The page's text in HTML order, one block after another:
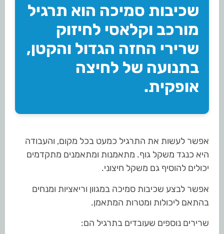
שכיבות סמיכה הוא תרגיל
מורכב וקלאסי לחיזוק
שרירי החזה הגדול והקטן,
בתנועה של לחיצה
אופקית.
אפשר לעשות את התרגיל כמעט בכל מקום, והעבודה
היא כנגד משקל גוף. מתאמנות ומתאמנים מתקדמים
יכולים להוסיף גם משקל חיצוני.
אפשר לבצע שכיבות סמיכה במגוון וריאציות ומנחים
בהתאם ליכולות ומטרות המתאמן.
שרירים נוספים שעובדים בתרגיל הם: